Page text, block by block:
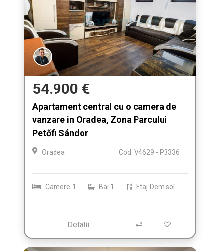
54.900 €
Apartament central cu o camera de
vanzare in Oradea, Zona Parcului
Petőfi Sándor
Oradea Cod: V4629 - P3336
Camere 1 Bai 1 Etaj Demisol
Detalii